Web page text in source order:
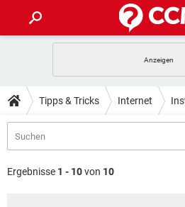
ANDROID IOS
WHATSAPP
FACEBOOK
TIPPS & TRICKS
SPIELE
ANDROID
WINDOWS 10
DOWNLOADS
SPIELE
ANDROID
Tipps & Tricks Internet
Ergebnisse 1 - 10von 10